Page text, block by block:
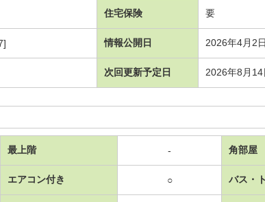
住宅保険 要
情報公開日 2026年4月2
次回更新予定日 2026年8月14
最上階 - 角部屋
エアコン付き ○ バス・